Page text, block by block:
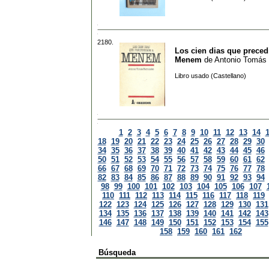
2180.
Los cien dias que
Menem de Antonio Tomás
Libro usado (Castellano)
1 2 3 4 5 6 7 8 9 10 11 12 13 14
18 19 20 21 22 23 24 25 26 27 28 29 30
34 35 36 37 38 39 40 41 42 43 44 45 46
50 51 52 53 54 55 56 57 58 59 60 61 62
66 67 68 69 70 71 72 73 74 75 76 77 78
82 83 84 85 86 87 88 89 90 91 92 93 94
98 99 100 101 102 103 104 105 106 107
110 111 112 113 114 115 116 117 118 119
122 123 124 125 126 127 128 129 130 131
134 135 136 137 138 139 140 141 142 143
146 147 148 149 150 151 152 153 154 155
158 159 160 161 162
Búsqueda